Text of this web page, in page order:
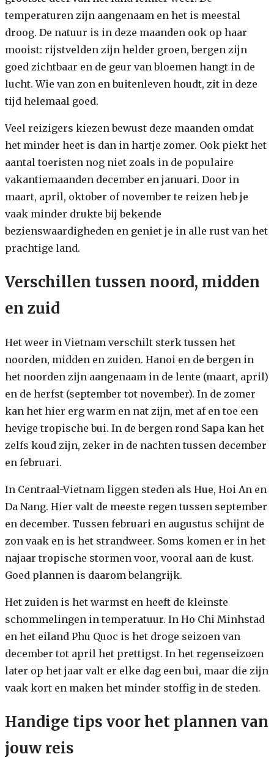
temperaturen zijn aangenaam en het is meestal
droog. De natuur is in deze maanden ook op haar
mooist: rijstvelden zijn helder groen, bergen zijn
goed zichtbaar en de geur van bloemen hangt in de
lucht. Wie van zon en buitenleven houdt, zit in deze
tijd helemaal goed.
Veel reizigers kiezen bewust deze maanden omdat
het minder heet is dan in hartje zomer. Ook piekt het
aantal toeristen nog niet zoals in de populaire
vakantiemaanden december en januari. Door in
maart, april, oktober of november te reizen heb je
vaak minder drukte bij bekende
bezienswaardigheden en geniet je in alle rust van het
prachtige land.
Verschillen tussen noord, midden
en zuid
Het weer in Vietnam verschilt sterk tussen het
noorden, midden en zuiden. Hanoi en de bergen in
het noorden zijn aangenaam in de lente (maart, april)
en de herfst (september tot november). In de zomer
kan het hier erg warm en nat zijn, met af en toe een
hevige tropische bui. In de bergen rond Sapa kan het
zelfs koud zijn, zeker in de nachten tussen december
en februari.
In Centraal-Vietnam liggen steden als Hue, Hoi An en
Da Nang. Hier valt de meeste regen tussen september
en december. Tussen februari en augustus schijnt de
zon vaak en is het strandweer. Soms komen er in het
najaar tropische stormen voor, vooral aan de kust.
Goed plannen is daarom belangrijk.
Het zuiden is het warmst en heeft de kleinste
schommelingen in temperatuur. In Ho Chi Minhstad
en het eiland Phu Quoc is het droge seizoen van
december tot april het prettigst. In het regenseizoen
later op het jaar valt er elke dag een bui, maar die zijn
vaak kort en maken het minder stoffig in de steden.
Handige tips voor het plannen van
jouw reis